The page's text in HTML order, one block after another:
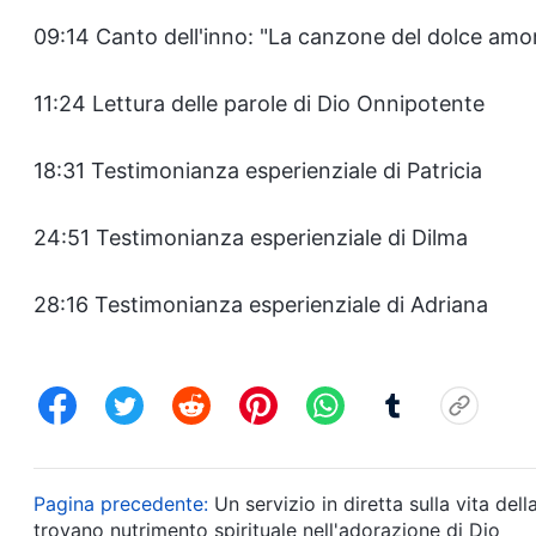
09:14 Canto dell'inno: "La canzone del dolce
11:24 Lettura delle parole di Dio Onnipotente
18:31 Testimonianza esperienziale di Patricia
24:51 Testimonianza esperienziale di Dilma
28:16 Testimonianza esperienziale di Adriana
Pagina precedente: Un servizio in diretta sulla vita
trovano nutrimento spirituale nell'adorazione di Dio